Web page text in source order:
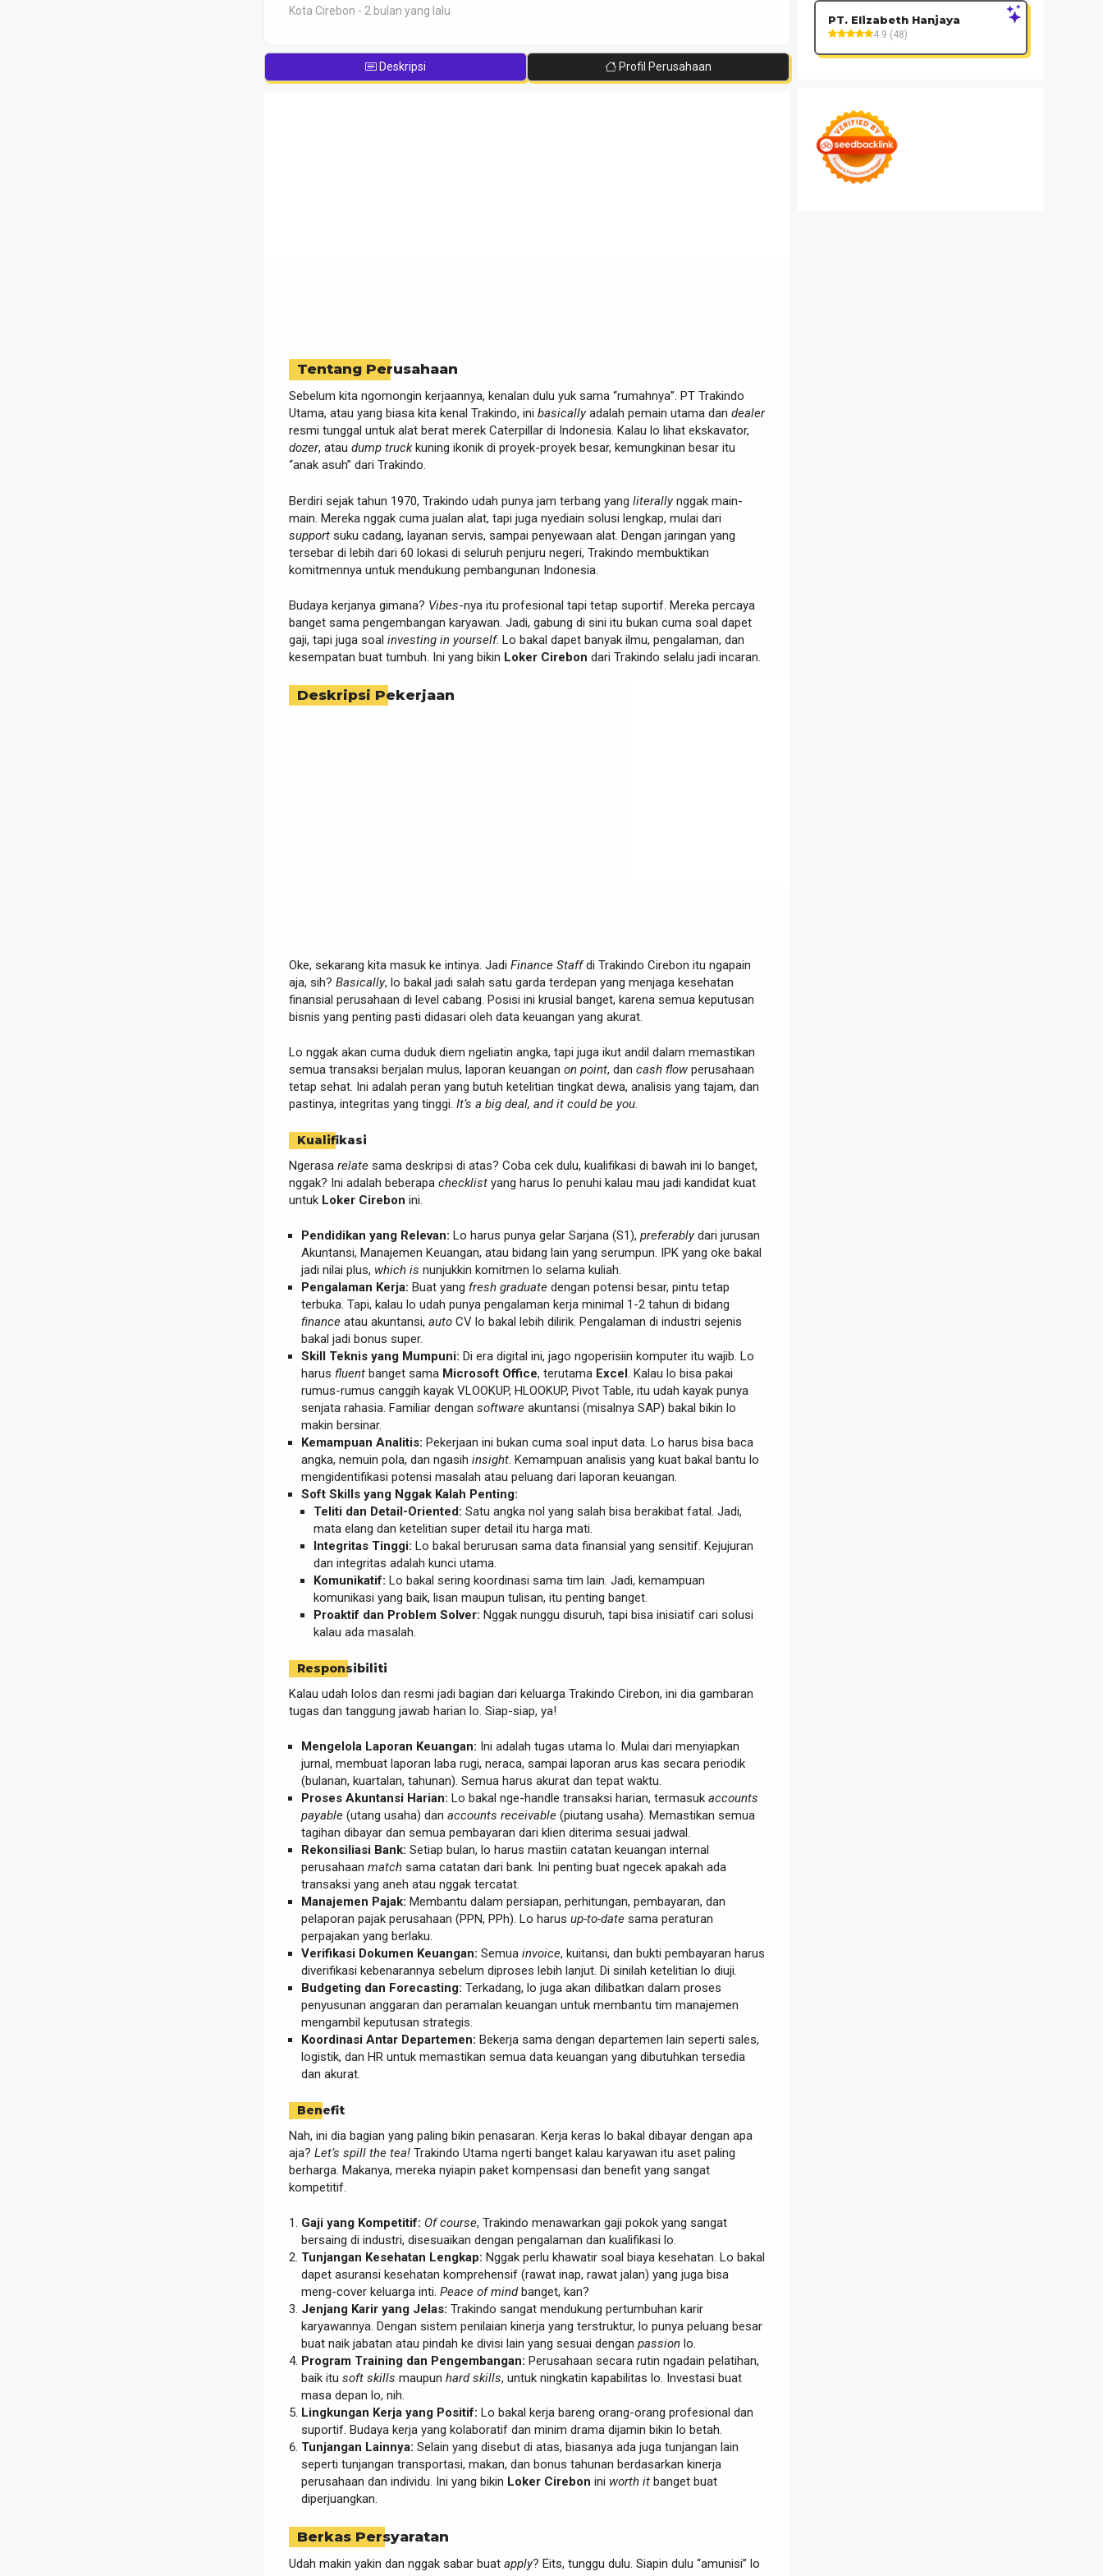
Kota Cirebon - 2 bulan yang lalu
Deskripsi Profil Perusahaan
Tentang Perusahaan
Sebelum kita ngomongin kerjaannya, kenalan dulu yuk sama “rumahnya”. PT Trakindo
Utama, atau yang biasa kita kenal Trakindo, ini basicallyadalah pemain utama dan dealer
resmi tunggal untuk alat berat merek Caterpillar di Indonesia. Kalau lo lihat ekskavator,
dozer, atau dump truckkuning ikonik di proyek-proyek besar, kemungkinan besar itu
“anak asuh” dari Trakindo.
Berdiri sejak tahun 1970, Trakindo udah punya jam terbang yang literallynggak main-
main. Mereka nggak cuma jualan alat, tapi juga nyediain solusi lengkap, mulai dari
support suku cadang, layanan servis, sampai penyewaan alat. Dengan jaringan yang
tersebar di lebih dari 60 lokasi di seluruh penjuru negeri, Trakindo membuktikan
komitmennya untuk mendukung pembangunan Indonesia.
Budaya kerjanya gimana? Vibes-nya itu profesional tapi tetap suportif. Mereka percaya
banget sama pengembangan karyawan. Jadi, gabung di sini itu bukan cuma soal dapet
gaji, tapi juga soal investing in yourself. Lo bakal dapet banyak ilmu, pengalaman, dan
kesempatan buat tumbuh. Ini yang bikin Loker Cirebon dari Trakindo selalu jadi incaran.
Deskripsi Pekerjaan
Oke, sekarang kita masuk ke intinya. Jadi Finance Staffdi Trakindo Cirebon itu ngapain
aja, sih? Basically, lo bakal jadi salah satu garda terdepan yang menjaga kesehatan
finansial perusahaan di level cabang. Posisi ini krusial banget, karena semua keputusan
bisnis yang penting pasti didasari oleh data keuangan yang akurat.
Lo nggak akan cuma duduk diem ngeliatin angka, tapi juga ikut andil dalam memastikan
semua transaksi berjalan mulus, laporan keuangan on point, dan cash flow perusahaan
tetap sehat. Ini adalah peran yang butuh ketelitian tingkat dewa, analisis yang tajam, dan
pastinya, integritas yang tinggi. It’s a big deal, and it could be you.
Kualifikasi
Ngerasa relate sama deskripsi di atas? Coba cek dulu, kualifikasi di bawah ini lo banget,
nggak? Ini adalah beberapa checklist yang harus lo penuhi kalau mau jadi kandidat kuat
untuk Loker Cirebon ini.
Pendidikan yang Relevan: Lo harus punya gelar Sarjana (S1), preferablydari jurusan
Akuntansi, Manajemen Keuangan, atau bidang lain yang serumpun. IPK yang oke bakal
jadi nilai plus, which is nunjukkin komitmen lo selama kuliah.
Pengalaman Kerja: Buat yang fresh graduate dengan potensi besar, pintu tetap
terbuka. Tapi, kalau lo udah punya pengalaman kerja minimal 1-2 tahun di bidang
finance atau akuntansi, auto CV lo bakal lebih dilirik. Pengalaman di industri sejenis
bakal jadi bonus super.
Skill Teknis yang Mumpuni: Di era digital ini, jago ngoperisiin komputer itu wajib. Lo
harus fluent banget sama Microsoft Office, terutama Excel. Kalau lo bisa pakai
rumus-rumus canggih kayak VLOOKUP, HLOOKUP, Pivot Table, itu udah kayak punya
senjata rahasia. Familiar dengan software akuntansi (misalnya SAP) bakal bikin lo
makin bersinar.
Kemampuan Analitis: Pekerjaan ini bukan cuma soal input data. Lo harus bisa baca
angka, nemuin pola, dan ngasih insight. Kemampuan analisis yang kuat bakal bantu lo
mengidentifikasi potensi masalah atau peluang dari laporan keuangan.
Soft Skills yang Nggak Kalah Penting:
Teliti dan Detail-Oriented: Satu angka nol yang salah bisa berakibat fatal. Jadi,
mata elang dan ketelitian super detail itu harga mati.
Integritas Tinggi: Lo bakal berurusan sama data finansial yang sensitif. Kejujuran
dan integritas adalah kunci utama.
Komunikatif: Lo bakal sering koordinasi sama tim lain. Jadi, kemampuan
komunikasi yang baik, lisan maupun tulisan, itu penting banget.
Proaktif dan Problem Solver: Nggak nunggu disuruh, tapi bisa inisiatif cari solusi
kalau ada masalah.
Responsibiliti
Kalau udah lolos dan resmi jadi bagian dari keluarga Trakindo Cirebon, ini dia gambaran
tugas dan tanggung jawab harian lo. Siap-siap, ya!
Mengelola Laporan Keuangan: Ini adalah tugas utama lo. Mulai dari menyiapkan
jurnal, membuat laporan laba rugi, neraca, sampai laporan arus kas secara periodik
(bulanan, kuartalan, tahunan). Semua harus akurat dan tepat waktu.
Proses Akuntansi Harian: Lo bakal nge-handle transaksi harian, termasuk accounts
payable (utang usaha) dan accounts receivable (piutang usaha). Memastikan semua
tagihan dibayar dan semua pembayaran dari klien diterima sesuai jadwal.
Rekonsiliasi Bank: Setiap bulan, lo harus mastiin catatan keuangan internal
perusahaan match sama catatan dari bank. Ini penting buat ngecek apakah ada
transaksi yang aneh atau nggak tercatat.
Manajemen Pajak: Membantu dalam persiapan, perhitungan, pembayaran, dan
pelaporan pajak perusahaan (PPN, PPh). Lo harus up-to-date sama peraturan
perpajakan yang berlaku.
Verifikasi Dokumen Keuangan: Semua invoice, kuitansi, dan bukti pembayaran harus
diverifikasi kebenarannya sebelum diproses lebih lanjut. Di sinilah ketelitian lo diuji.
Budgeting dan Forecasting: Terkadang, lo juga akan dilibatkan dalam proses
penyusunan anggaran dan peramalan keuangan untuk membantu tim manajemen
mengambil keputusan strategis.
Koordinasi Antar Departemen: Bekerja sama dengan departemen lain seperti sales,
logistik, dan HR untuk memastikan semua data keuangan yang dibutuhkan tersedia
dan akurat.
Benefit
Nah, ini dia bagian yang paling bikin penasaran. Kerja keras lo bakal dibayar dengan apa
aja? Let’s spill the tea! Trakindo Utama ngerti banget kalau karyawan itu aset paling
berharga. Makanya, mereka nyiapin paket kompensasi dan benefit yang sangat
kompetitif.
Gaji yang Kompetitif: Of course, Trakindo menawarkan gaji pokok yang sangat
bersaing di industri, disesuaikan dengan pengalaman dan kualifikasi lo.
Tunjangan Kesehatan Lengkap: Nggak perlu khawatir soal biaya kesehatan. Lo bakal
dapet asuransi kesehatan komprehensif (rawat inap, rawat jalan) yang juga bisa
meng-cover keluarga inti. Peace of mindbanget, kan?
Jenjang Karir yang Jelas: Trakindo sangat mendukung pertumbuhan karir
karyawannya. Dengan sistem penilaian kinerja yang terstruktur, lo punya peluang besar
buat naik jabatan atau pindah ke divisi lain yang sesuai dengan passion lo.
Program Training dan Pengembangan: Perusahaan secara rutin ngadain pelatihan,
baik itu soft skills maupun hard skills, untuk ningkatin kapabilitas lo. Investasi buat
masa depan lo, nih.
Lingkungan Kerja yang Positif: Lo bakal kerja bareng orang-orang profesional dan
suportif. Budaya kerja yang kolaboratif dan minim drama dijamin bikin lo betah.
Tunjangan Lainnya: Selain yang disebut di atas, biasanya ada juga tunjangan lain
seperti tunjangan transportasi, makan, dan bonus tahunan berdasarkan kinerja
perusahaan dan individu. Ini yang bikin Loker Cirebon ini worth it banget buat
diperjuangkan.
Berkas Persyaratan
Udah makin yakin dan nggak sabar buat apply? Eits, tunggu dulu. Siapin dulu “amunisi” lo
PT. Elizabeth Hanjaya
4.9 (48)